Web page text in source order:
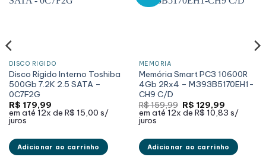
DISCO RÍGIDO
Disco Rígido Interno Toshiba
500Gb 7.2K 2.5 SATA –
0C7F2G
R$ 179,99
em até 12x de R$ 15,00 s/
juros
Adicionar ao carrinho
MEMÓRIA
Memória Smart PC3 10600R
4Gb 2Rx4 – M393B5170EH1-
CH9 C/D
R$159,99 O
preço
original
R$ 129,99O
preço
atual
em até12x de R$ 10,83 s/
juros
Adicionar ao carrinho